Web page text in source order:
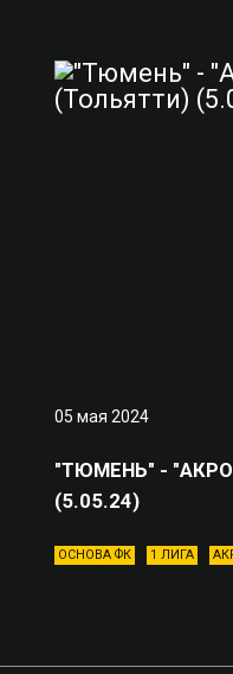
05 мая 2024
"ТЮМЕНЬ" -
(5.05.24)
ОСНОВА ФК 1 ЛИГА